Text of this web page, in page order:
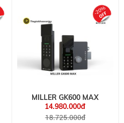
MILLER GK600 MAX
14.980.000đ
18.725.000đ
-20%